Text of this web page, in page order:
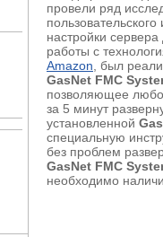
провели ряд
настройки
работы с
Amazon , был
GasNet FMC
позволяющее
за 5 минут
установленной
специальную
без проблем
GasNet FMC
необходимо